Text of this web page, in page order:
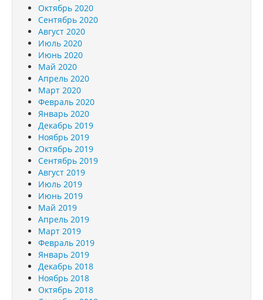
Октябрь 2020
Сентябрь 2020
Август 2020
Июль 2020
Июнь 2020
Май 2020
Апрель 2020
Март 2020
Февраль 2020
Январь 2020
Декабрь 2019
Ноябрь 2019
Октябрь 2019
Сентябрь 2019
Август 2019
Июль 2019
Июнь 2019
Май 2019
Апрель 2019
Март 2019
Февраль 2019
Январь 2019
Декабрь 2018
Ноябрь 2018
Октябрь 2018